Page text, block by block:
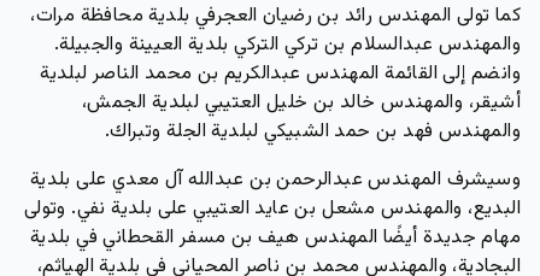
كما تولى المهندس رائد بن رضيان العجرفي بلدية محافظة مرات،
والمهندس عبدالسلام بن تركي التركي بلدية العيينة والجبيلة.
وانضم إلى القائمة المهندس عبدالكريم بن محمد الناصر لبلدية
أشيقر، والمهندس خالد بن خليل العتيبي لبلدية الجمش،
والمهندس فهد بن حمد الشبيكي لبلدية الجلة وتبراك.
وسيشرف المهندس عبدالرحمن بن عبدالله آل معدي على بلدية
البديع، والمهندس مشعل بن عايد العتيبي على بلدية نفي. وتولى
مهام جديدة أيضًا المهندس هيف بن مسفر القحطاني في بلدية
البجادية، والمهندس محمد بن ناصر المحياني في بلدية الهياثم،